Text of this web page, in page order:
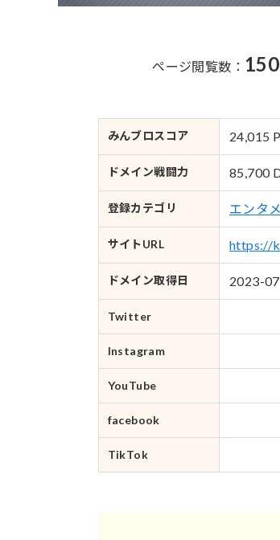
ページ閲覧数： 150
みんブロスコア 24,015
ドメイン戦闘力 85,700
登録カテゴリ エンタメ
サイトURL https://
ドメイン取得日 2023-
Twitter
Instagram
YouTube
facebook
TikTok